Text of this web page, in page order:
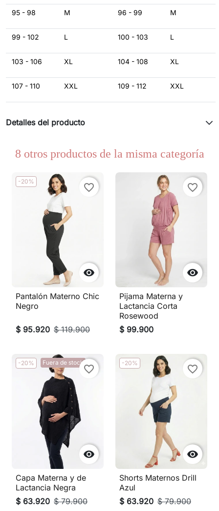
95 - 98 M 96 - 99 M
99 - 102 L 100 - 103 L
103 - 106 XL 104 - 108 XL
107 - 110 XXL 109 - 112 XXL
Detalles del producto
8 otros productos de la misma categoría
-20%

favorite_border
Pantalón Materno Chic
Negro
$ 95.920 $ 119.900

favorite_border
Pijama Materna y
Lactancia Corta
Rosewood
$ 99.900
-20% Fuera de stock

favorite_border
Capa Materna y de
Lactancia Negra
$ 63.920 $ 79.900
-20%

favorite_border
Shorts Maternos Drill
Azul
$ 63.920 $ 79.900